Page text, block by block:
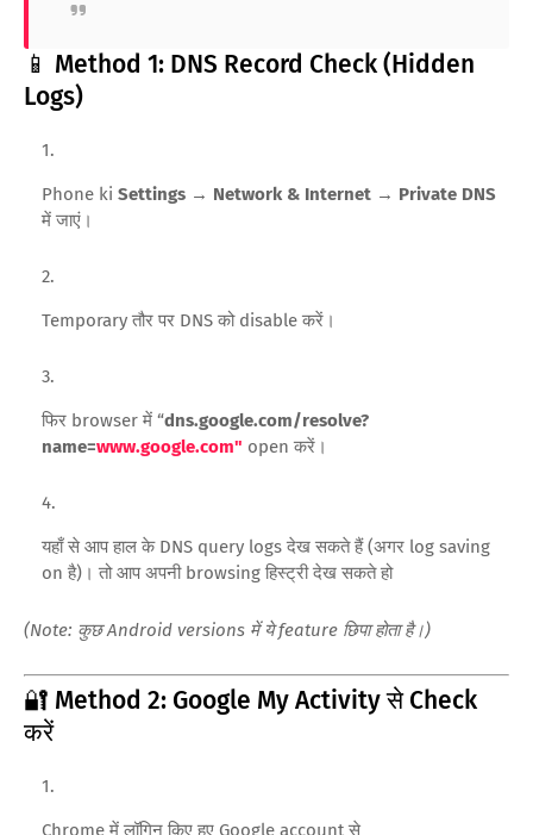
📱 Method 1: DNS Record Check (Hidden
Logs)
Phone ki Settings → Network & Internet → Private DNS
में जाएं।
Temporary तौर पर DNS को disable करें।
फिर browser में “dns.google.com/resolve?
name=www.google.com" open करें।
यहाँ से आप हाल के DNS query logs देख सकते हैं (अगर log saving
on है)। तो आप अपनी browsing हिस्ट्री देख सकते हो
(Note: कुछ Android versions में ये feature छिपा होता है।)
🔐 Method 2: Google My Activity से Check
करें
Chrome में लॉगिन किए हुए Google account से